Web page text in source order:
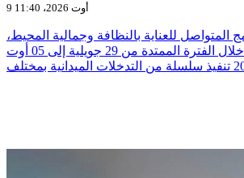
9 أوت 2026، 11:40
المتواصل للعناية بالنظافة وجمالية المحيط،
واصلت بلدية قرقنة خلال الفترة الممتدة من 29 جويلية إلى 05 أوت